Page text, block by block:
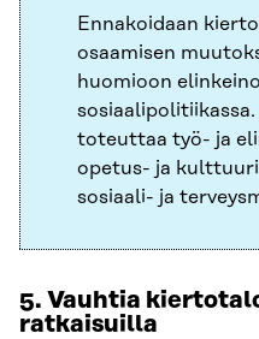
Ennakoidaan
osaamisen
huomioon
toteuttaa työ- ja
opetus- ja
sosiaali- ja
5. Vauhtia
ratkaisuilla